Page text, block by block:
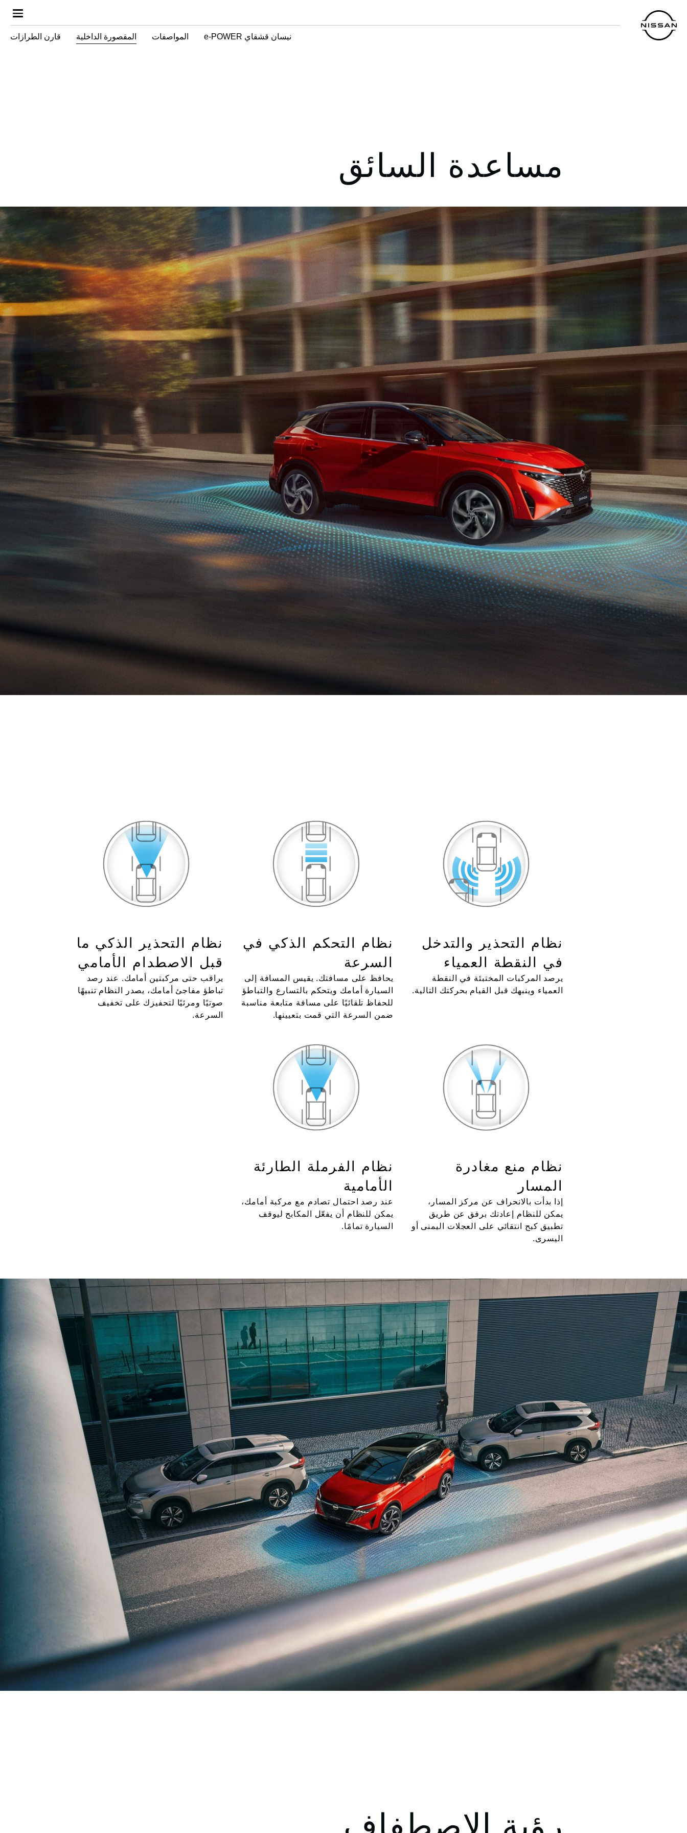
المحتوى
الرئيسي
نيسان قشقاي e-POWER المواصفات المقصورة الداخلية قارن الطرازات
مساعدة السائق
نظام التحذير والتدخل
في النقطة العمياء
يرصد المركبات المختبئة في النقطة
العمياء وينبهك قبل القيام بحركتك التالية.
نظام التحكم الذكي في
السرعة
يحافظ على مسافتك. يقيس المسافة إلى
السيارة أمامك ويتحكم بالتسارع والتباطؤ
للحفاظ تلقائيًا على مسافة متابعة مناسبة
ضمن السرعة التي قمت بتعيينها.
نظام التحذير الذكي ما
قبل الاصطدام الأمامي
يراقب حتى مركبتين أمامك. عند رصد
تباطؤ مفاجئ أمامك، يصدر النظام تنبيهًا
صوتيًا ومرئيًا لتحفيزك على تخفيف
السرعة.
نظام منع مغادرة
المسار
إذا بدأت بالانحراف عن مركز المسار،
يمكن للنظام إعادتك برفق عن طريق
تطبيق كبح انتقائي على العجلات اليمنى أو
اليسرى.
نظام الفرملة الطارئة
الأمامية
عند رصد احتمال تصادم مع مركبة أمامك،
يمكن للنظام أن يفعّل المكابح ليوقف
السيارة تمامًا.